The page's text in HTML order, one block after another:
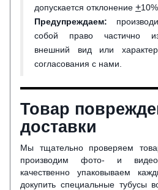
допускается отклонение +10%
Предупреждаем:
собой право частично
внешний вид или
согласования с нами.
Товар
доставки
Мы тщательно проверяем
производим фото- и
качественно упаковываем
докупить специальные тубусы